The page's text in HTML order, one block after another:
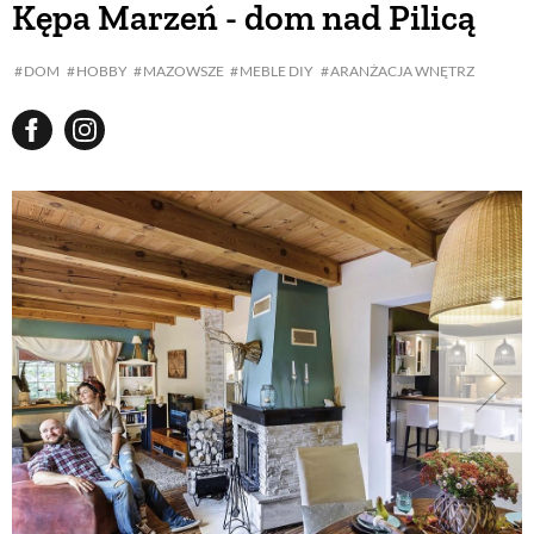
Kępa Marzeń - dom nad Pilicą
DOM HOBBY MAZOWSZE MEBLE DIY ARANŻACJA WNĘTRZ
BUDUJEMY DOM
WARZYWA I OWOCE
ROŚLINY OGRODOWE
PORADY
ZIELEŃ W DOMU
PROJEKTOWANIE OGRODU